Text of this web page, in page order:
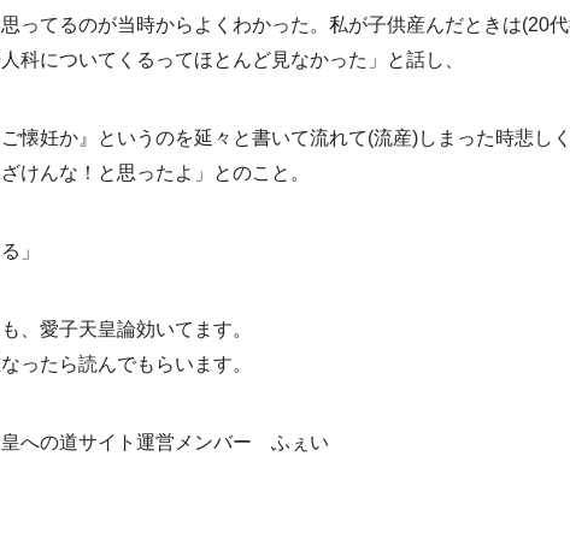
ってるのが当時からよくわかった。私が子供産んだときは(20
科についてくるってほとんど見なかった」と話し、
ご懐妊か』というのを延々と書いて流れて(流産)しまった時悲し
けんな！と思ったよ 」 とのこと。
」
、愛子天皇論効いてます。
ったら読んでもらいます。
への道サイト運営メンバー ふぇい